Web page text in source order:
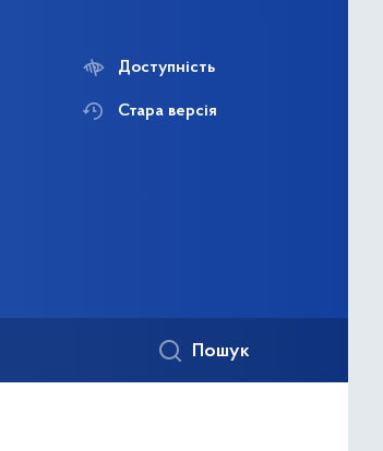
Доступність
Стара версія
Пошук